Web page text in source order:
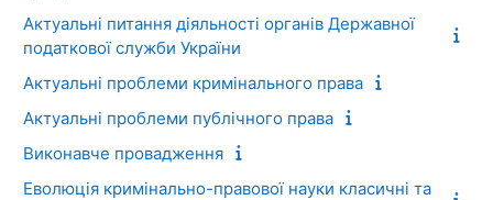
Актуальні питання діяльності органів Державної
податкової служби України
Актуальні проблеми кримінального права
Актуальні проблеми публічного права
Виконавче провадження
Еволюція кримінально-правової науки класичні та